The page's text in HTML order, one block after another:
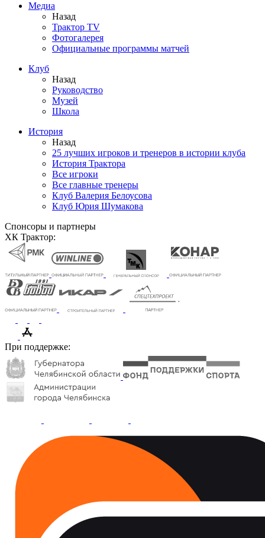
Медиа
Назад
Трактор TV
Фотогалерея
Официальные программы матчей
Клуб
Назад
Руководство
Музей
Школа
История
Назад
25 лучших игроков и тренеров в истории клуба
История Трактора
Все игроки
Все главные тренеры
Клуб Валерия Белоусова
Клуб Юрия Шумакова
Спонсоры и партнеры
ХК Трактор:
При поддержке: